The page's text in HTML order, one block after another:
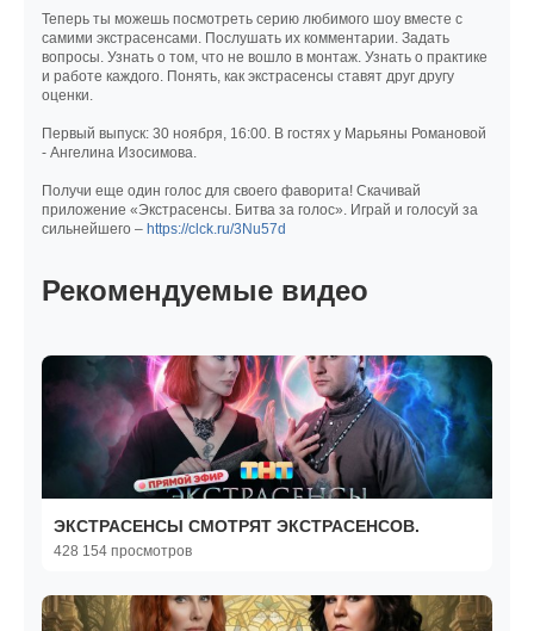
Теперь ты можешь посмотреть серию любимого шоу вместе с
самими экстрасенсами. Послушать их комментарии. Задать
вопросы. Узнать о том, что не вошло в монтаж. Узнать о практике
и работе каждого. Понять, как экстрасенсы ставят друг другу
оценки.
Первый выпуск: 30 ноября, 16:00. В гостях у Марьяны Романовой
- Ангелина Изосимова.
Получи еще один голос для своего фаворита! Скачивай
приложение «Экстрасенсы. Битва за голос». Играй и голосуй за
сильнейшего – https://clck.ru/3Nu57d
Рекомендуемые видео
ЭКСТРАСЕНСЫ СМОТРЯТ ЭКСТРАСЕНСОВ.
428 154 просмотров